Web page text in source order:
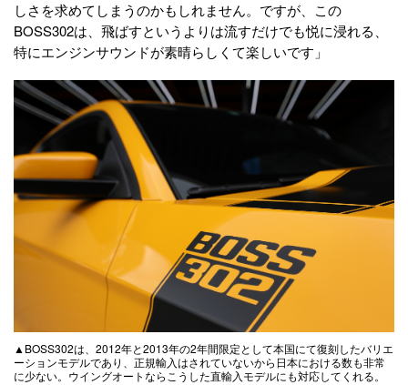
しさを求めてしまうのかもしれません。ですが、この
BOSS302は、飛ばすというよりは流すだけでも悦に浸れる、
特にエンジンサウンドが素晴らしくて楽しいです」
▲BOSS302は、2012年と2013年の2年間限定として本国にて復刻したバリエ
ーションモデルであり、正規輸入はされていないから日本における数も非常
に少ない。ウイングオートならこうした直輸入モデルにも対応してくれる。